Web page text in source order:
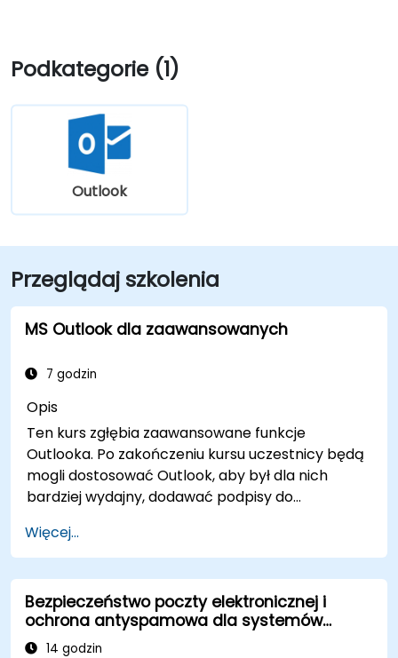
Podkategorie (1)
Outlook
Przeglądaj szkolenia
MS Outlook dla zaawansowanych
7 godzin
Opis
Ten kurs zgłębia zaawansowane funkcje
Outlooka. Po zakończeniu kursu uczestnicy będą
mogli dostosować Outlook, aby był dla nich
bardziej wydajny, dodawać podpisy do
korzystać z dziennika oraz przypisywać
uprawnienia innym użytkownikom.
Więcej...
Bezpieczeństwo poczty elektronicznej i
ochrona antyspamowa dla systemów
samodzielnie hostowanych
14 godzin